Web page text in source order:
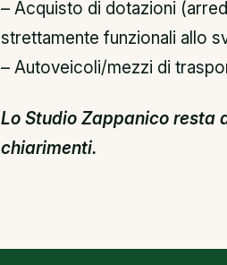
– Acquisto di dotazioni
strettamente funzionali allo
– Autoveicoli/mezzi di
Lo Studio Zappanico resta
chiarimenti.